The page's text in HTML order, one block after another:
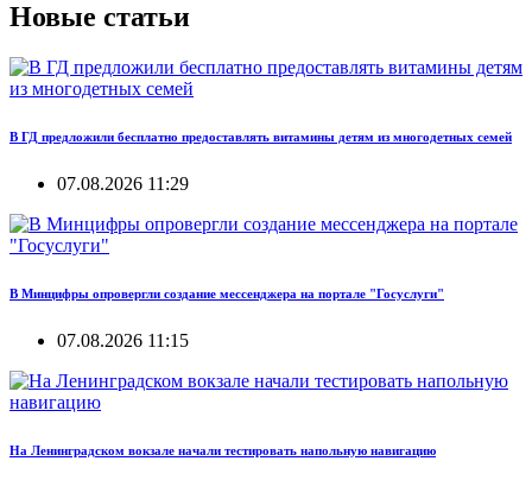
Новые статьи
В ГД предложили бесплатно предоставлять витамины детям из многодетных семей
07.08.2026 11:29
В Минцифры опровергли создание мессенджера на портале "Госуслуги"
07.08.2026 11:15
На Ленинградском вокзале начали тестировать напольную навигацию